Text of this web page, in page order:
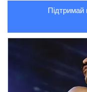
Підтримай